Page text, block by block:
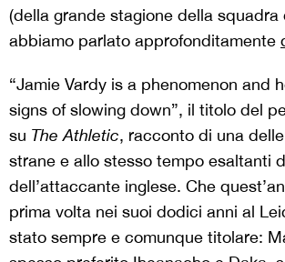
(della grande stagione della squadra
abbiamo parlato approfonditamente
“Jamie Vardy is a phenomenon and
signs of slowing down”, il titolo del
su The Athletic, racconto di una
strane e allo stesso tempo esaltanti
dell’attaccante inglese. Che
prima volta nei suoi dodici anni al
stato sempre e comunque titolare: